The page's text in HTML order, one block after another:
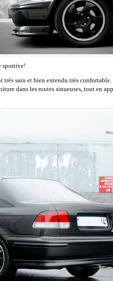
sportive!
très sain et bien entendu très
dans les routes sinueuses, tout en